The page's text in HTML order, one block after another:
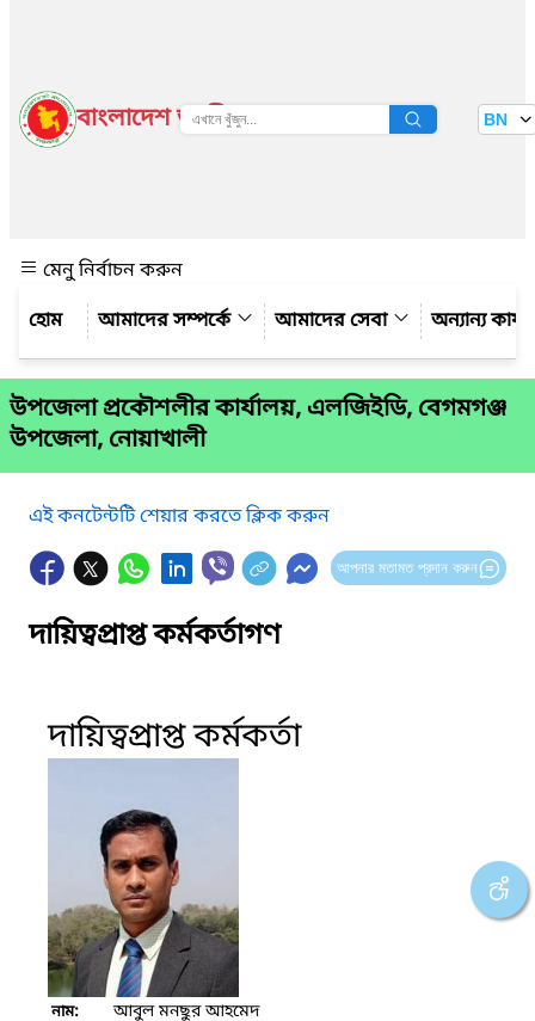
বাংলাদেশ জাতীয় তথ্য বাতায়ন BN
মেনু নির্বাচন করুন
আমাদের সম্পর্কে
আমাদের সেবা অন্যান্য
উপজেলা প্রকৌশলীর কার্যালয়, এলজিইডি, বেগমগঞ্জ
উপজেলা, নোয়াখালী
এই কনটেন্টটি শেয়ার করতে ক্লিক করুন
আপনার মতামত প্রদান করুন
দায়িত্বপ্রাপ্ত কর্মকর্তাগণ
দায়িত্বপ্রাপ্ত কর্মকর্তা
নাম: আবুল মনছুর আহমেদ